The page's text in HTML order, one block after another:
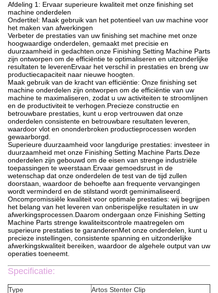
Afdeling 1: Ervaar superieure kwaliteit met onze finishing set
machine onderdelen
Ondertitel: Maak gebruik van het potentieel van uw machine voor
het maken van afwerkingen
Verbeter de prestaties van uw finishing set machine met onze
hoogwaardige onderdelen, gemaakt met precisie en
duurzaamheid in gedachten.onze Finishing Setting Machine Parts
zijn ontworpen om de efficiëntie te optimaliseren en uitzonderlijke
resultaten te leverenErvaar het verschil in prestaties en breng uw
productiecapaciteit naar nieuwe hoogten.
Maak gebruik van de kracht van efficiëntie: Onze finishing set
machine onderdelen zijn ontworpen om de efficiëntie van uw
machine te maximaliseren, zodat u uw activiteiten te stroomlijnen
en de productiviteit te verhogen.Precieze constructie en
betrouwbare prestaties, kunt u erop vertrouwen dat onze
onderdelen consistente en betrouwbare resultaten leveren,
waardoor vlot en ononderbroken productieprocessen worden
gewaarborgd.
Superieure duurzaamheid voor langdurige prestaties: investeer in
duurzaamheid met onze Finishing Setting Machine Parts.Deze
onderdelen zijn gebouwd om de eisen van strenge industriële
toepassingen te weerstaan.Ervaar gemoedsrust in de
wetenschap dat onze onderdelen de test van de tijd zullen
doorstaan, waardoor de behoefte aan frequente vervangingen
wordt verminderd en de stilstand wordt geminimaliseerd.
Oncompromissiële kwaliteit voor optimale prestaties: wij begrijpen
het belang van het leveren van onberispelijke resultaten in uw
afwerkingsprocessen.Daarom ondergaan onze Finishing Setting
Machine Parts strenge kwaliteitscontrole maatregelen om
superieure prestaties te garanderenMet onze onderdelen, kunt u
precieze instellingen, consistente spanning en uitzonderlijke
afwerkingskwaliteit bereiken, waardoor de algehele output van uw
operaties toeneemt.
Specificatie:
Type Artos Stenter Clip